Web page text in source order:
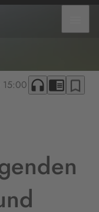
15:00 headphones chrome_reader_mode bookmark_border